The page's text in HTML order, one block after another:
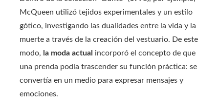
McQueen utilizó tejidos experimentales y un estilo
gótico, investigando las dualidades entre la vida y la
muerte a través de la creación del vestuario. De este
modo, la moda actual incorporó el concepto de que
una prenda podía trascender su función práctica: se
convertía en un medio para expresar mensajes y
emociones.